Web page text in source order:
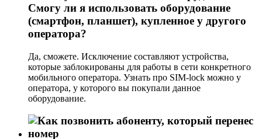
Смогу ли я использовать оборудование
(смартфон, планшет), купленное у другого
оператора?
Да, сможете. Исключение составляют устройства,
которые заблокированы для работы в сети конкретного
мобильного оператора. Узнать про SIM-lock можно у
оператора, у которого вы покупали данное
оборудование.